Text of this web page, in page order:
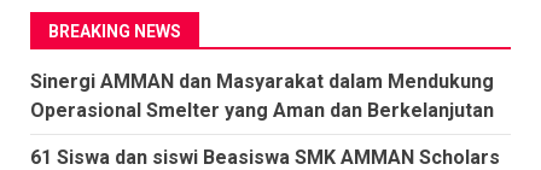
BREAKING NEWS
Sinergi AMMAN dan Masyarakat dalam Mendukung
Operasional Smelter yang Aman dan Berkelanjutan
61 Siswa dan siswi Beasiswa SMK AMMAN Scholars